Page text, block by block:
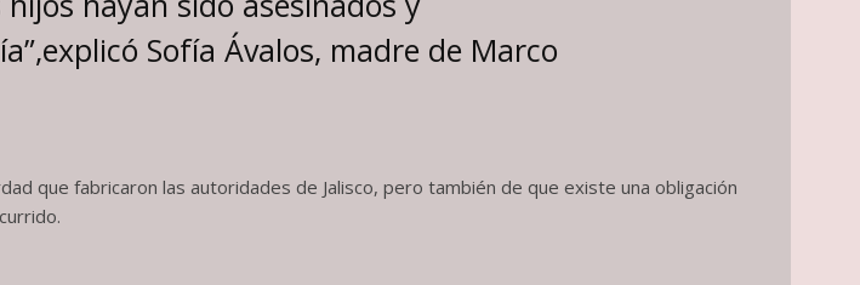
Sofía Ávalos, madre de Marco
que fabricaron las autoridades de Jalisco, pero también de que existe una obligación